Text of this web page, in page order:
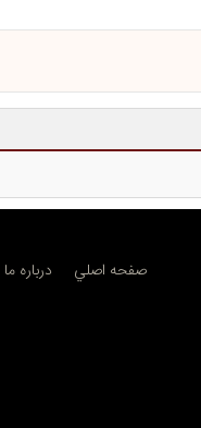
صفحه اصلي درباره ما